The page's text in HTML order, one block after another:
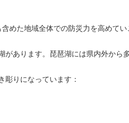
めた地域全体での防災力を高めて
があります。琵琶湖には県内外から
彫りになっています：